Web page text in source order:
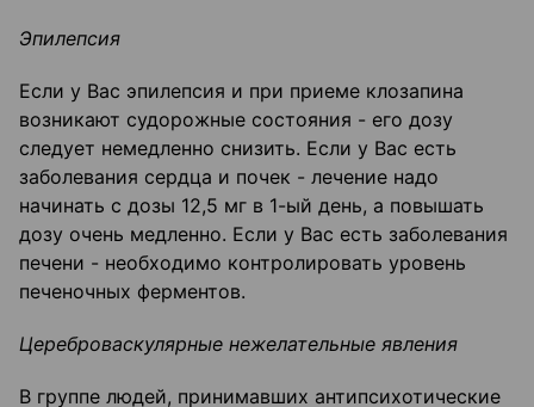
Эпилепсия
Если у Вас эпилепсия и при приеме клозапина
возникают судорожные состояния - его дозу
следует немедленно снизить. Если у Вас есть
заболевания сердца и почек - лечение надо
начинать с дозы 12,5 мг в 1-ый день, а повышать
дозу очень медленно. Если у Вас есть заболевания
печени - необходимо контролировать уровень
печеночных ферментов.
Цереброваскулярные нежелательные явления
В группе людей, принимавших антипсихотические